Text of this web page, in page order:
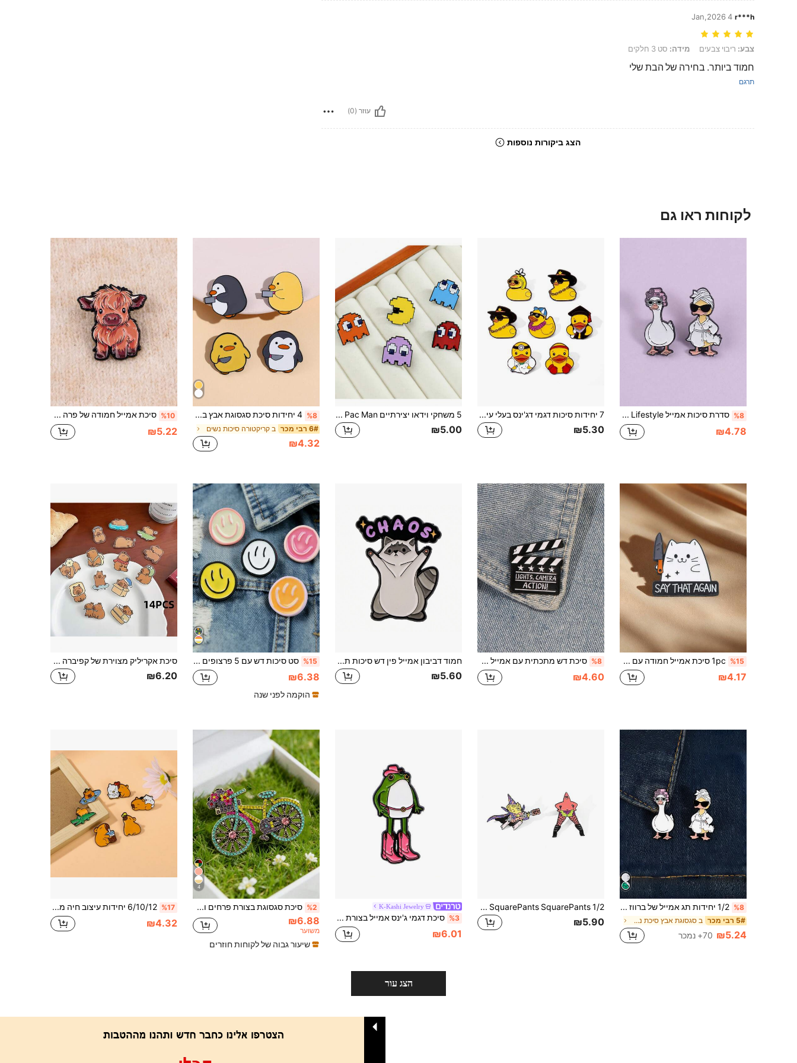
r***h
4 Jan,2026
צבע: ריבוי צבעים, מידה: סט 3 חלקים
צבע: ריבוי צבעים מידה: סט 3 חלקים
חמוד ביותר. בחירה של הבת שלי
תרגם
עוזר (0)
הצג ביקורות נוספות
לקוחות ראו גם
%8 סדרת סיכות אמייל Luxury Duck Lifestyle - אוסף סיכות דמות חיה חמודה
₪4.78
7 יחידות סיכות דגמי דג'ינס בעלי עיטורי בעלי חיים מאימייל מותאמות אישית, סיכות דג צהוב קר, תגי קישוט לתיקים, תגי עיטור אישיים לנעליים. אביזרי בעלי חיים למתנה, ניתן להשתמש כאביזרי לבוש, סיכות, קמיע לתיקים, אביזרי בית ספר ומשרד, חולצות, מעילים, סיכות לתחפושות חג המולד והלווין, כיף וחמוד, מתנה למורה
₪5.30
5 משחקי וידאו יצירתיים Pixel Pac Man, שילוב סיכת סגסוגת חמודה, תג קישוט בגדים, תג קישוט תיק, אוניברסלי לכל עונות השנה
₪5.00
%8 4 יחידות סיכת סגסוגת אבץ בסגנון מזדמן חמוד ברווז ופינגווין מצוירים, אביזרים דקורטיביים לבגדים ותיקים, סיכת סיכה לכל העונה לאביזרי שמלה לבגדים, סיכת תיק לבגדים, אביזרי משרד בית ספר, תכשיטי חולצות ומעילים, חג המולד, ליל כל הקדושים, מתנות מצחיקות למורים
6# רבי מכר ב קריקטורה סיכות נשים
₪4.32
%10 סיכת אמייל חמודה של פרה הררית לתינוקות - סיכת חיה פרוותית לתרמיל & מעיל
₪5.22
%15 1pc סיכת אמייל חמודה עם חתול מצויר אוחז בסכין, תג חתול מסגסוגת מתאים לבגדים יומיומיים, תרמיל גב, קישוט כובע, מתנה נהדרת לחברים ולחברים לכיתה
₪4.17
%8 סיכת דש מתכתית עם אמייל בצורת לוח קלאפר של סרט וינטג', מודפסת עם הטקסט "אורות, פעולה", סיכת דש לתיק גב ובגדים, אביזר תכשיט לתיק גב ובגדים, מתנה, תג במאי שחור בלעדי לחובבי סרטים
₪4.60
חמוד דביבון אמייל פין דש סיכות תגי על תרמיל נשים סיכת בגדי מתנת תכשיטי אופנה אביזרי שמלת אביזרי סיכת לבגדי תיק קסם בית ספר משרד אביזרי חולצות מעיל חג המולד ליל כל הקדושים בגדי סיכת מצחיק מורה מתנות
₪5.60
%15 סט סיכות דש עם 5 פרצופים מצוירים - סיכות שרף עם הבעה שמחה לבגדים ותיקים, אביזר רב תכליתי לחתונה, מסיבת רווקות, יום הולדת, יום נישואין, מסיבת רווקות, ז'קט ג'ינס, קישוט חולצה - מתאים לחג המולד, ליל כל הקדושים, חג ההודיה, ראש השנה, יום האהבה
₪6.38
הוקמה לפני שנה
סיכת אקריליק מצוירת של קפיברה - אביזר אופנה לנשים בעיצוב חיה חמוד, מתנה יצירתית, תג אופנתי | איור מקסים | עיצוב סיכה תוסס, מתנה מושלמת למשפחה, חברים, אביזרי בית ספר למשרד, חולצות, תכשיטי ז'קט, סיכת בגדים ליל כל הקדושים, מתנות מצחיקות למורה, אביזרי ליל כל הקדושים, יום המורים, אביזרי תחפושות לתיקים, חג המולד
₪6.20
%8 1/2 יחידות תג אמייל של ברווז מצויר חמוד, סיכת ברווז מצחיקה לקישוט שיער חלוק רחצה, תג מתכת מתאים לעיצוב תיק בגדי תרמיל, מתנה ייחודית למסיבת פיג'מות, מסיבת נושא מעיינות חמים, והתכנסות עם חברים
5# רבי מכר ב סגסוגת אבץ סיכת נשים
₪5.24 70+ נמכר
SpongeBob SquarePants SquarePants 1/2 יחידות סיכת אמייל בסגנון מופשט קריקטורי, סיכת מתכת היפ-הופ יצירתית, תכשיט, אביזר לתרמיל ולבגדים, מתנה
₪5.90
K-Kashi Jewelry
%3 סיכת דגמי ג'ינס אמייל בצורת צפרדע, סיכת דש, תג לתיק גב, סיכה לנשים, מתנה לבגדים, תכשיט ואביזר אופנה
₪6.01
4
%2 סיכת סגסוגת בצורת פרחים ואופניים אלגנטית וינטג' 1 יחידות, מתאימה לנשים, מושלמת למסיבות ואירועים, מתנה נהדרת ליום האהבה
₪6.88
משוער
שיעור גבוה של לקוחות חוזרים
%17 6/10/12 יחידות עיצוב חיה מצוירת אלגנטי וקז'ואל סיכת מתכת מסגסוגת אבץ, אביזרי ביגוד קישוט, מתאים לכל עונות השנה סיכת אביזרי שמלה לתיק בגדים קסם תרמיל לבית הספר אביזרי משרד חולצות מעיל תכשיטי ליל כל הקדושים סיכת בגדים מצחיקה חמודה מתנות מורה אביזרי תחפושת קסמי תיק חג המולד
₪4.32
הצג עור